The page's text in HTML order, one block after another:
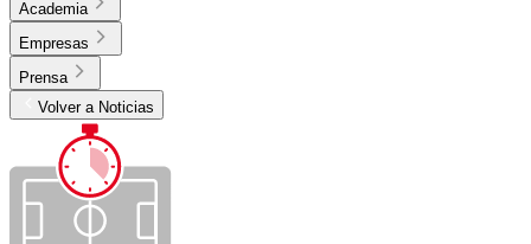
Academia
Empresas
Prensa
Volver a Noticias